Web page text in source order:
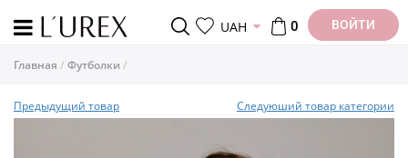
UAH 0 ВОЙТИ
Главная Футболки
Предыдущий товар Следуюший товар категории